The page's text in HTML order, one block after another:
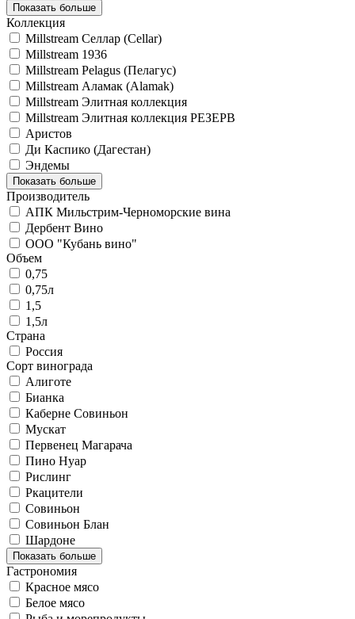
Показать больше
Коллекция
Millstream Селлар (Cellar)
Millstream 1936
Millstream Pelagus (Пелагус)
Millstream Аламак (Alamak)
Millstream Элитная коллекция
Millstream Элитная коллекция РЕЗЕРВ
Аристов
Ди Каспико (Дагестан)
Эндемы
Показать больше
Производитель
АПК Мильстрим-Черноморские вина
Дербент Вино
ООО "Кубань вино"
Объем
0,75
0,75л
1,5
1,5л
Страна
Россия
Сорт винограда
Алиготе
Бианка
Каберне Совиньон
Мускат
Первенец Магарача
Пино Нуар
Рислинг
Ркацители
Совиньон
Совиньон Блан
Шардоне
Показать больше
Гастрономия
Красное мясо
Белое мясо